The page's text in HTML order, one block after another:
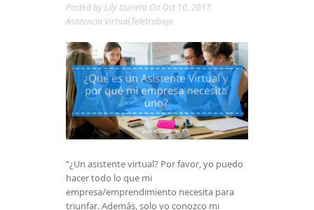
Posted by Lily Izurieta On Oct 10, 2017
Asistencia VirtualTeletrabajo
“¿Un asistente virtual? Por favor, yo puedo
hacer todo lo que mi
empresa/emprendimiento necesita para
triunfar. Además, solo yo conozco mi